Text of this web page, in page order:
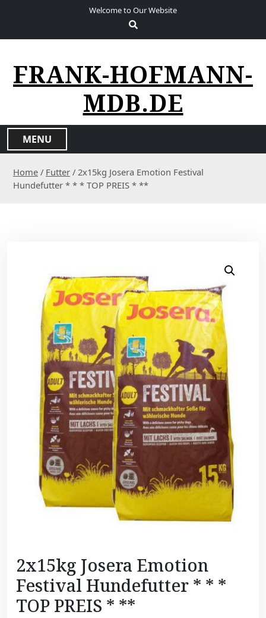
Welcome to Our Website
FRANK-HOFMANN-
MDB.DE
MENU
Home / Futter / 2x15kg Josera Emotion Festival
Hundefutter * * * TOP PREIS * **
2x15kg Josera Emotion
Festival Hundefutter * * *
TOP PREIS * **